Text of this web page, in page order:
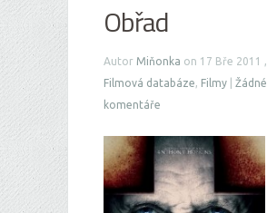
Obřad
Autor Miňonka on 17 Bře 2011 ,
Filmová databáze, Filmy
Žádné
komentáře